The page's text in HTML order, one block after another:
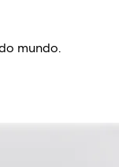
mundo.